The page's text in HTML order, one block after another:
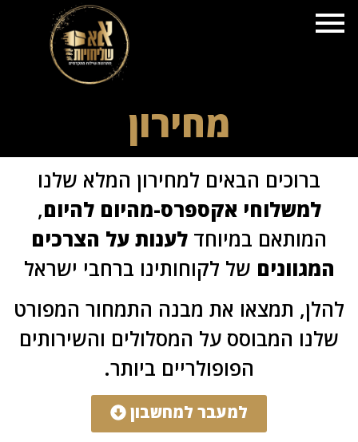
מחירון
ברוכים הבאים למחירון המלא שלנו
למשלוחי אקספרס-מהיום להיום,
במיוחדלענות על הצרכים
של לקוחותינו ברחבי ישראל
תמצאו את מבנה התמחור המפורט
המבוסס על המסלולים והשירותים
הפופולריים ביותר.
למעבר למחשבון